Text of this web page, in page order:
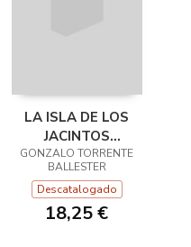
LA ISLA DE LOS
JACINTOS
CORTADOS
GONZALO TORRENTE
BALLESTER
Descatalogado
18,25 €